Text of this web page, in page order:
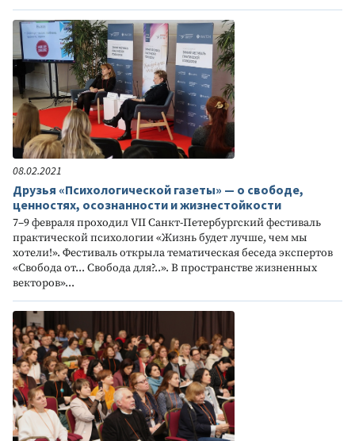
08.02.2021
Друзья «Психологической газеты» — о свободе,
ценностях, осознанности и жизнестойкости
7–9 февраля проходил VII Санкт-Петербургский фестиваль
практической психологии «Жизнь будет лучше, чем мы
хотели!». Фестиваль открыла тематическая беседа экспертов
«Свобода от... Свобода для?..». В пространстве жизненных
векторов»...